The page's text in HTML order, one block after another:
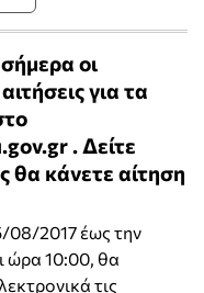
οι
για τα
. Δείτε
θα κάνετε αίτηση
2017 έως την
ώρα 10:00, θα
τις